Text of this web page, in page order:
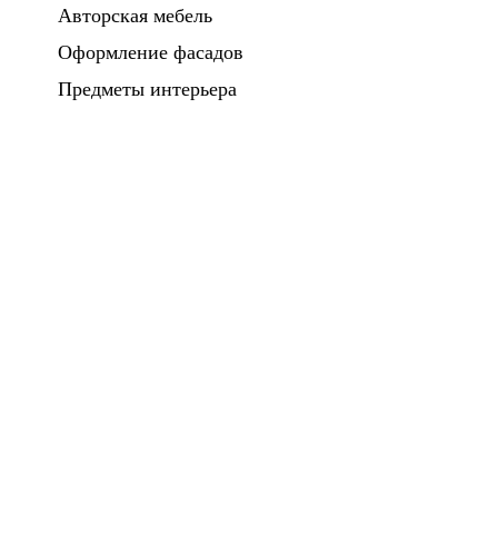
Авторская мебель
Оформление фасадов
Предметы интерьера